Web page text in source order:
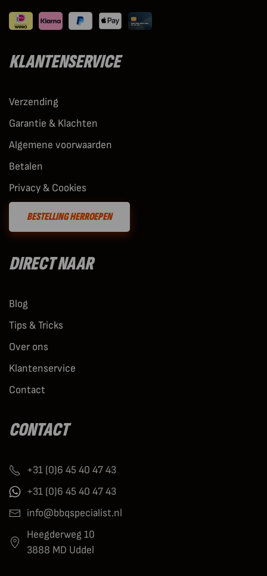
KLANTENSERVICE
Verzending
Garantie & Klachten
Algemene voorwaarden
Betalen
Privacy & Cookies
BESTELLING HERROEPEN
DIRECT NAAR
Blog
Tips & Tricks
Over ons
Klantenservice
Contact
CONTACT
+31 (0)6 45 40 47 43
+31 (0)6 45 40 47 43
info@bbqspecialist.nl
Heegderweg 10
3888 MD Uddel